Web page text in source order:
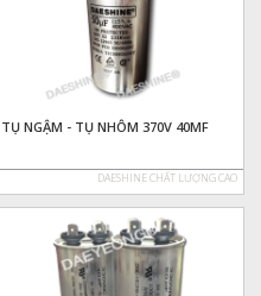
TỤ NGẬM - TỤ NHÔM 370V 40MF
DAESHINE CHẤT LƯỢNG CAO